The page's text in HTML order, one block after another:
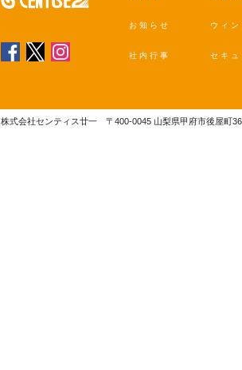
お知らせ
社内行事
ウィ
セキ
株式会社センティス廿一 〒400-0045 山梨県甲府市後屋町